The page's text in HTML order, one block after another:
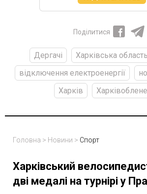
Поділитися
Дергачі Харківська область
відключення електроенергії
Харків
Головна > Новини > Спорт
Харківський
дві медалі на турнірі у